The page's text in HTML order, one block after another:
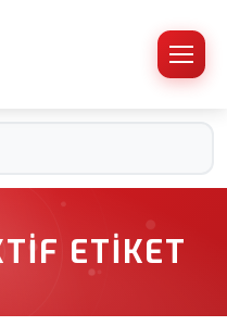
ETIKET